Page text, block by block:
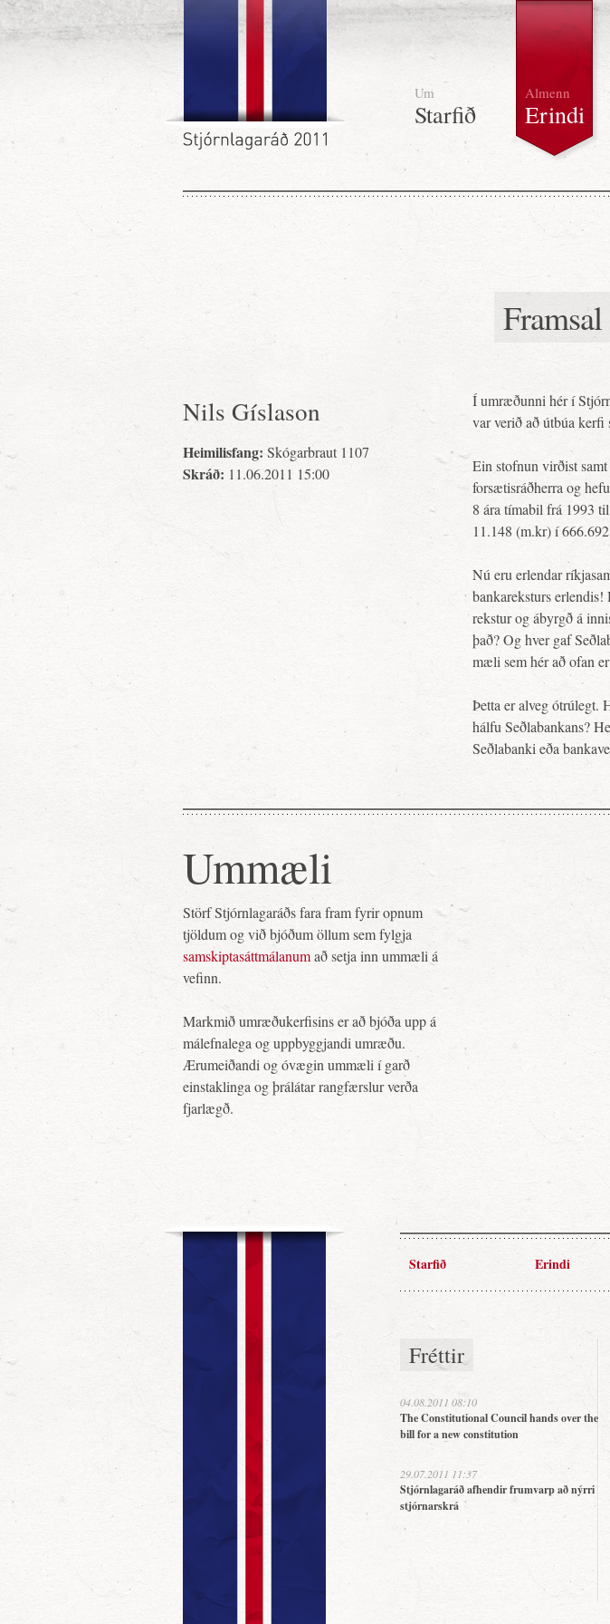
Um
Starfið
Almenn
Erindi
Nils Gíslason
Heimilisfang: Skógarbraut 1107
Skráð: 11.06.2011 15:00
Í umræðunni hér í
var verið að útbúa
Ein stofnun virðist
forsætisráðherra og
8 ára tímabil frá 1993
11.148 (m.kr) í
Nú eru erlendar
bankareksturs
rekstur og ábyrgð á
það? Og hver gaf
mæli sem hér að ofan
Þetta er alveg ótrúlegt.
hálfu Seðlabankans?
Seðlabanki eða
Ummæli
Störf Stjórnlagaráðs fara fram fyrir opnum
tjöldum og við bjóðum öllum sem fylgja
samskiptasáttmálanumað setja inn ummæli á
vefinn.
Markmið umræðukerfisins er að bjóða upp á
málefnalega og uppbyggjandi umræðu.
Ærumeiðandi og óvægin ummæli í garð
einstaklinga og þrálátar rangfærslur verða
fjarlægð.
Starfið Erindi
Fréttir
04.08.2011 08:10
The Constitutional Council hands over the
bill for a new constitution
29.07.2011 11:37
Stjórnlagaráð afhendir frumvarp að nýrri
stjórnarskrá